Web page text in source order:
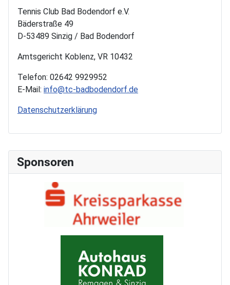
Sponsoren
Tennis Club Bad Bodendorf e.V.
Bäderstraße 49
D-53489 Sinzig / Bad Bodendorf
Amtsgericht Koblenz, VR 10432
Telefon: 02642 9929952
E-Mail: info@tc-badbodendorf.de
Datenschutzerklärung